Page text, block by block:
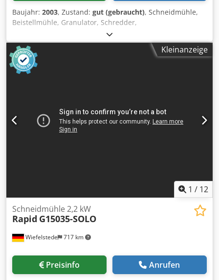
Baujahr: 2003, Zustand: gut (gebraucht), Schneidmühle,
Beistellmühle, Granulator, Schredder,
Kunststoffschredder, Granulatmühle, Granulator,
Rotormühle, Recyclingtechnik -Hersteller: Rapid,
Granulator Hammermühle Schneidmühle fahrbar -Typ:
1528 -Antriebsmotor: 2,2 kW -Einlaufquerschnitt: 280 x 180
mm -Auslass: 280 x 180 mm -Sieb: Lochgröße 6 mm -
Kleinanzeige
1 / 12
Wiefelstede 717 km
Schneidmühle 2,2 kW
Rapid G15035-SOLO
Preisinfo Anrufen